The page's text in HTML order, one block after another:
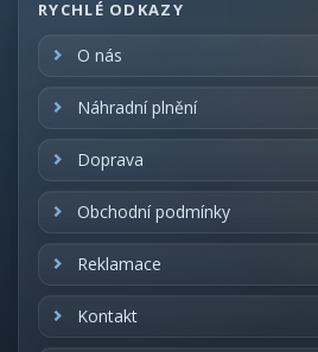
RYCHLÉ ODKAZY
O nás
Náhradní plnění
Doprava
Obchodní podmínky
Reklamace
Kontakt